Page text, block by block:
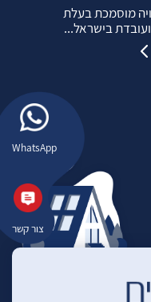
WhatsApp
צור קשר
מוסמכת בעלת
בישראל...